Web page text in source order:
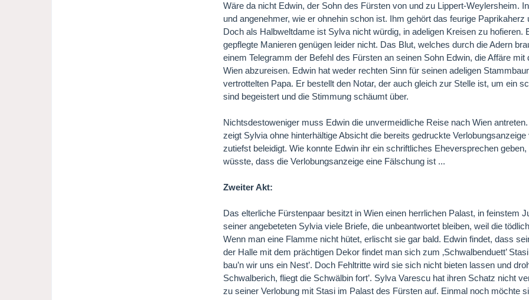
Wäre da nicht Edwin, der Sohn des Fürsten von und zu Lippert-Weylersheim.
und angenehmer, wie er ohnehin schon ist. Ihm gehört das feurige
Doch als Halbweltdame ist Sylva nicht würdig, in adeligen Kreisen zu hofieren.
gepflegte Manieren genügen leider nicht. Das Blut, welches durch die Adern
einem Telegramm der Befehl des Fürsten an seinen Sohn Edwin, die Affäre
Wien abzureisen. Edwin hat weder rechten Sinn für seinen adeligen
vertrottelten Papa. Er bestellt den Notar, der auch gleich zur Stelle ist, um ein
sind begeistert und die Stimmung schäumt über.
Nichtsdestoweniger muss Edwin die unvermeidliche Reise nach Wien
zeigt Sylvia ohne hinterhältige Absicht die bereits gedruckte
zutiefst beleidigt. Wie konnte Edwin ihr ein schriftliches Eheversprechen
wüsste, dass die Verlobungsanzeige eine Fälschung ist ...
Zweiter Akt:
Das elterliche Fürstenpaar besitzt in Wien einen herrlichen Palast, in feinstem
seiner angebeteten Sylvia viele Briefe, die unbeantwortet bleiben, weil die
Wenn man eine Flamme nicht hütet, erlischt sie gar bald. Edwin findet, dass
der Halle mit dem prächtigen Dekor findet man sich zum ‚Schwalbenduett’
bau’n wir uns ein Nest’. Doch Fehltritte wird sie sich nicht bieten lassen und
Schwalberich, fliegt die Schwälbin fort’. Sylva Varescu hat ihren Schatz nicht
zu seiner Verlobung mit Stasi im Palast des Fürsten auf. Einmal noch möchte